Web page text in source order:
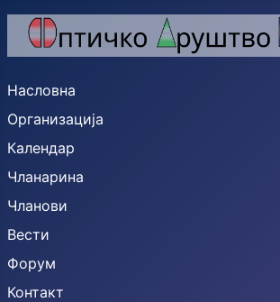
Насловна
Организација
Календар
Чланарина
Чланови
Вести
Форум
Контакт